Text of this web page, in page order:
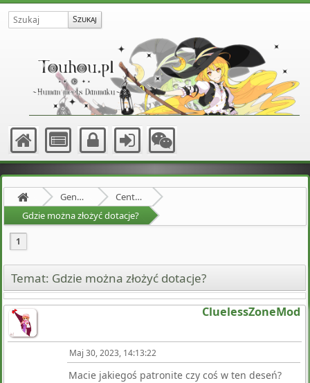
Gensokyo
Centrum Pomocy Yagokoro
Gdzie można złożyć dotacje?
1
Temat: Gdzie można złożyć dotacje?
CluelessZoneMod
Maj 30, 2023, 14:13:22
Macie jakiegoś patronite czy coś w ten deseń?